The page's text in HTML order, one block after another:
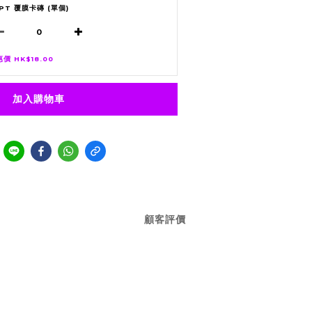
覆膜卡磚 (單個)
價 HK$18.00
加入購物車
顧客評價